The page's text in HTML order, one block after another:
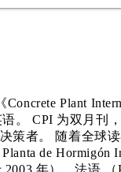
Concrete Plant
语。 CPI 为双月刊
策者。 随着全球
de Hormigón
2003 年）、法语